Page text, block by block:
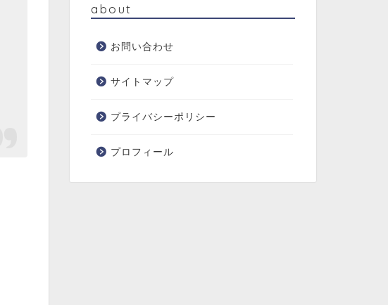
about
お問い合わせ
サイトマップ
プライバシーポリシー
プロフィール